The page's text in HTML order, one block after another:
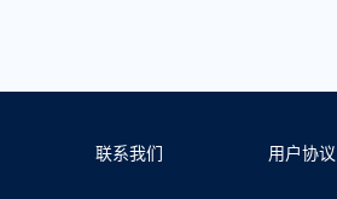
联系我们 用户协议